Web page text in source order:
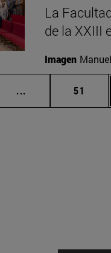
La
de la XXIII
Imagen
... Páginas Página
51